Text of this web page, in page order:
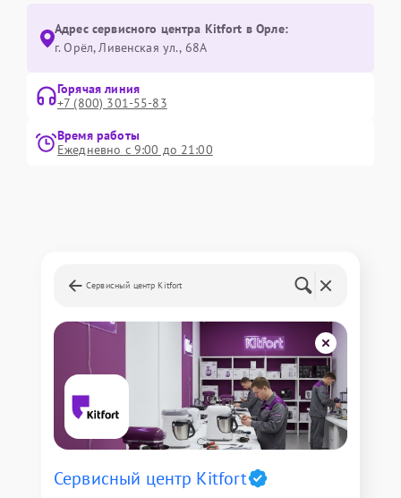
Адрес сервисного центра Kitfort в Орле:
г. Орёл, Ливенская ул., 68А
Горячая линия
+7 (800) 301-55-83
Время работы
Ежедневно с 9:00 до 21:00
Сервисный центр Kitfort
Сервисный центр Kitfort